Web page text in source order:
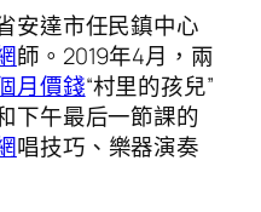
安達市任民鎮中心
師。2019年4月，兩
月價錢“村里的孩兒”
下午最后一節課的
唱技巧、樂器演奏